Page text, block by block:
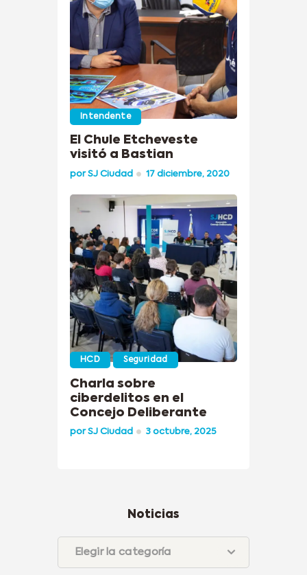
Intendente
El Chule Etcheveste
visitó a Bastian
porSJ Ciudad 17 diciembre, 2020
HCD Seguridad
Charla sobre
ciberdelitos en el
Concejo Deliberante
porSJ Ciudad 3 octubre, 2025
Noticias